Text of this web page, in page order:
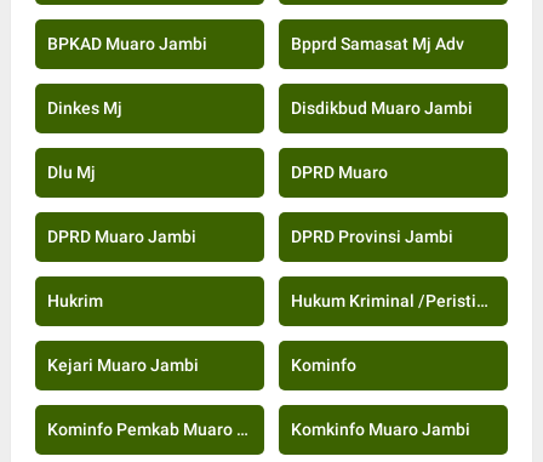
BPKAD Muaro Jambi Bpprd Samasat Mj Adv
Dinkes Mj Disdikbud Muaro Jambi
Dlu Mj DPRD Muaro
DPRD Muaro Jambi DPRD Provinsi Jambi
Hukrim Hukum Kriminal /Peristiwa
Kejari Muaro Jambi Kominfo
Kominfo Pemkab Muaro Jambi Komkinfo Muaro Jambi